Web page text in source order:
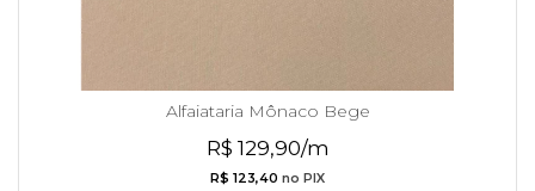
Alfaiataria Mônaco Bege
R$ 129,90/m
R$ 123,40 no PIX